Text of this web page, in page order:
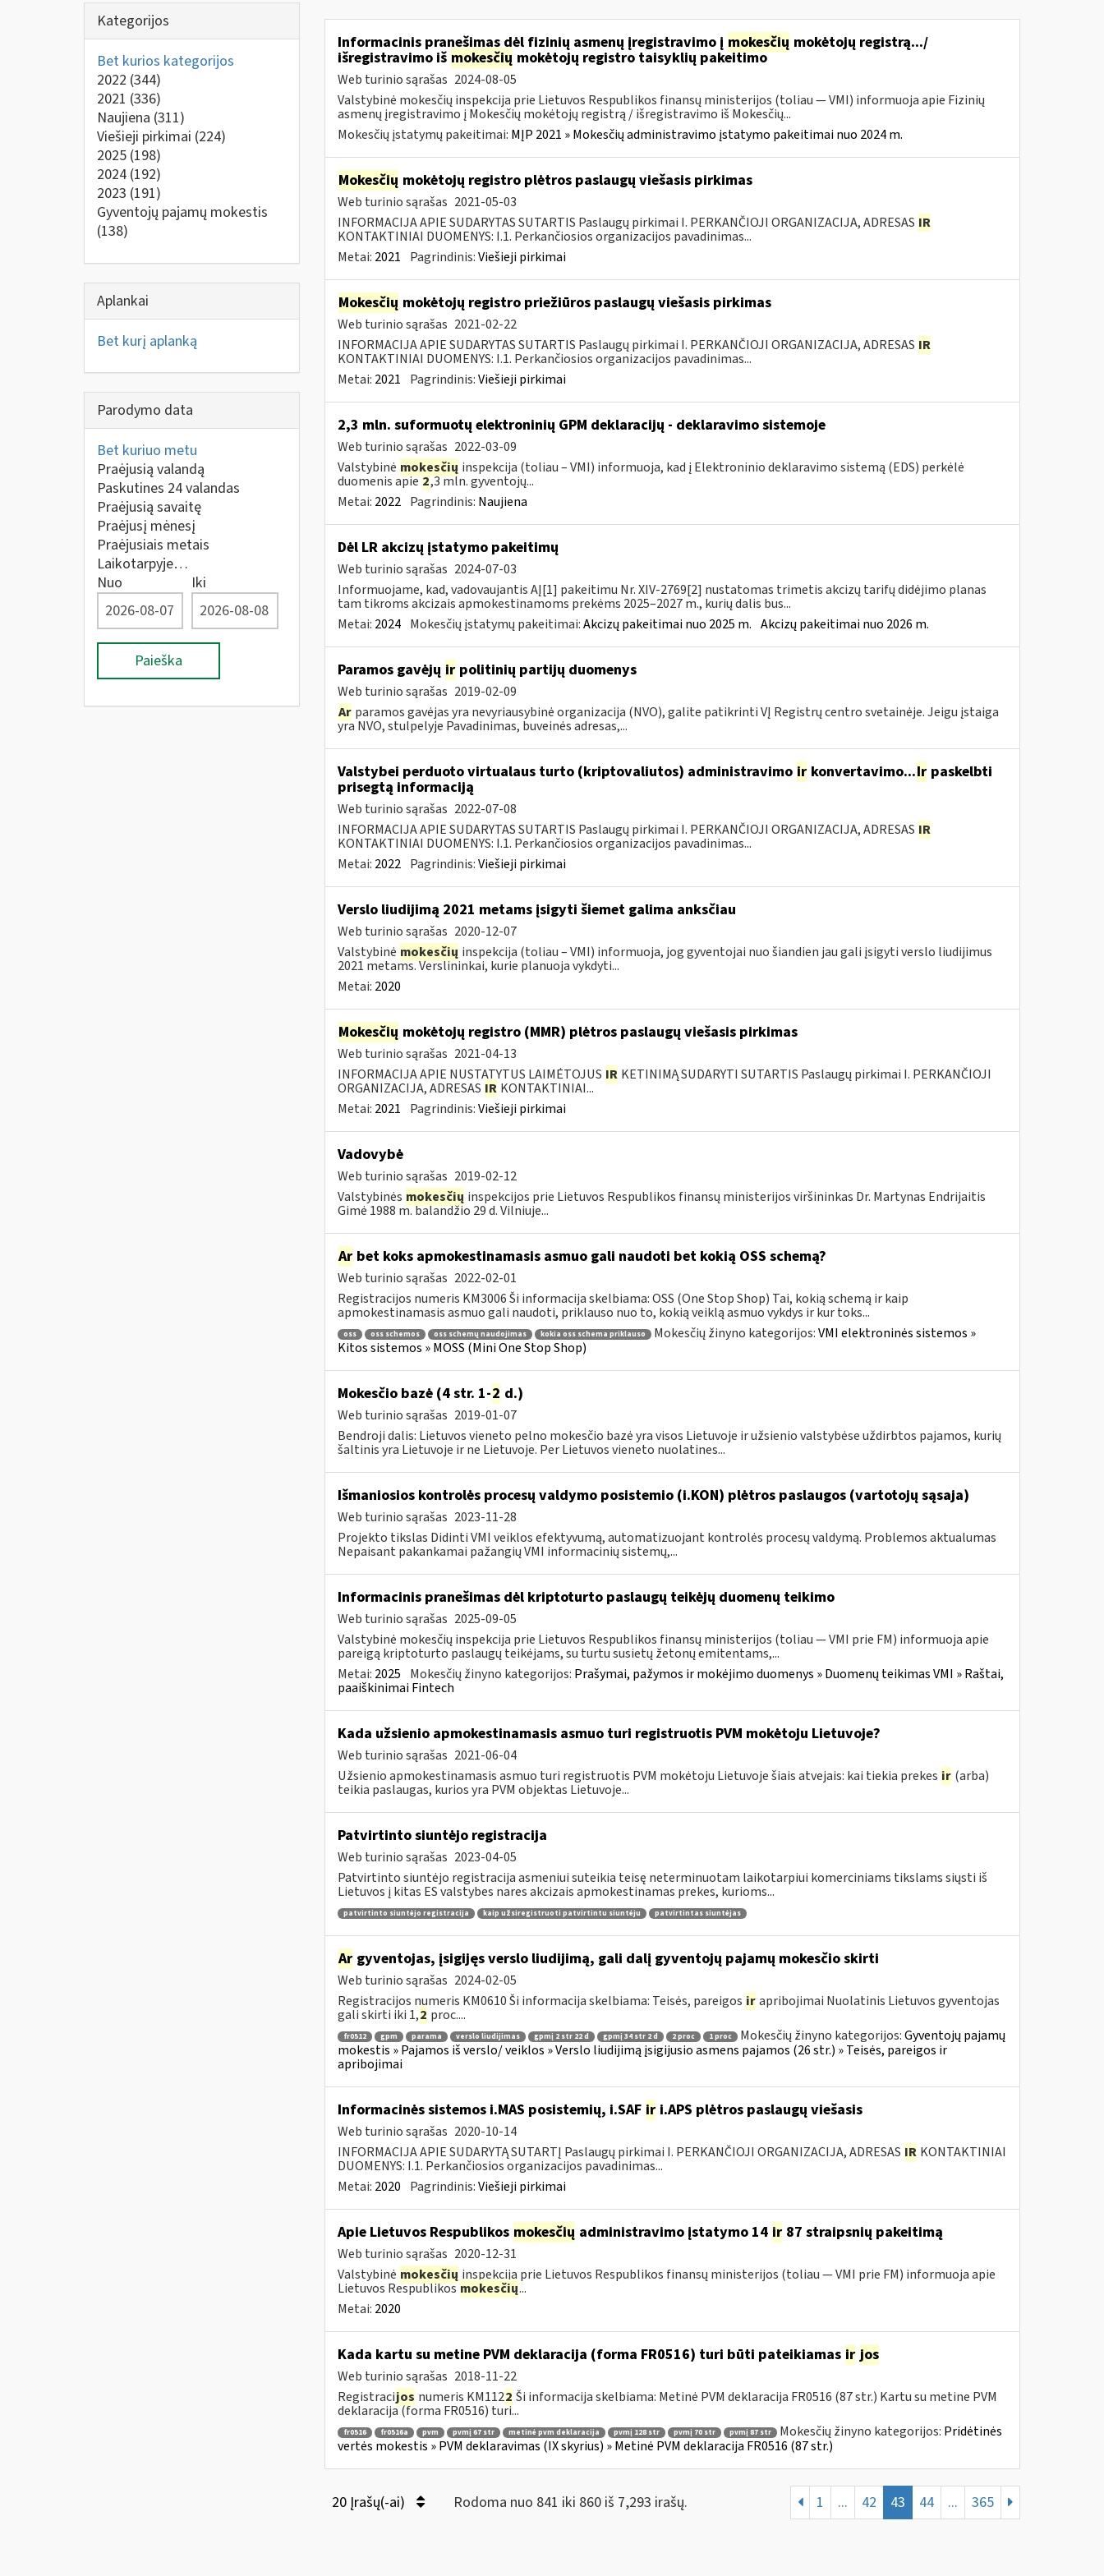
Kategorijos
Bet kurios kategorijos
2022 (344)
2021 (336)
Naujiena (311)
Viešieji pirkimai (224)
2025 (198)
2024 (192)
2023 (191)
Gyventojų pajamų mokestis
(138)
Aplankai
Bet kurį aplanką
Parodymo data
Bet kuriuo metu
Praėjusią valandą
Paskutines 24 valandas
Praėjusią savaitę
Praėjusį mėnesį
Praėjusiais metais
Laikotarpyje…
Nuo
Iki
Paieška
Informacinis pranešimas dėl fizinių asmenų įregistravimo į mokesčių mokėtojų registrą.../
išregistravimo iš mokesčių mokėtojų registro taisyklių pakeitimo
Web turinio sąrašas 2024-08-05
Valstybinė mokesčių inspekcija prie Lietuvos Respublikos finansų ministerijos (toliau — VMI) informuoja apie Fizinių
asmenų įregistravimo į Mokesčių mokėtojų registrą / išregistravimo iš Mokesčių...
Mokesčių įstatymų pakeitimai: MĮP 2021 » Mokesčių administravimo įstatymo pakeitimai nuo 2024 m.
Mokesčių mokėtojų registro plėtros paslaugų viešasis pirkimas
Web turinio sąrašas 2021-05-03
INFORMACIJA APIE SUDARYTAS SUTARTIS Paslaugų pirkimai I. PERKANČIOJI ORGANIZACIJA, ADRESAS IR
KONTAKTINIAI DUOMENYS: I.1. Perkančiosios organizacijos pavadinimas...
Metai: 2021 Pagrindinis:Viešieji pirkimai
Mokesčių mokėtojų registro priežiūros paslaugų viešasis pirkimas
Web turinio sąrašas 2021-02-22
INFORMACIJA APIE SUDARYTAS SUTARTIS Paslaugų pirkimai I. PERKANČIOJI ORGANIZACIJA, ADRESAS IR
KONTAKTINIAI DUOMENYS: I.1. Perkančiosios organizacijos pavadinimas...
Metai: 2021 Pagrindinis:Viešieji pirkimai
2,3 mln. suformuotų elektroninių GPM deklaracijų - deklaravimo sistemoje
Web turinio sąrašas 2022-03-09
Valstybinė mokesčių inspekcija (toliau – VMI) informuoja, kad į Elektroninio deklaravimo sistemą (EDS) perkėlė
duomenis apie2,3 mln. gyventojų...
Metai: 2022 Pagrindinis: Naujiena
Dėl LR akcizų įstatymo pakeitimų
Web turinio sąrašas 2024-07-03
Informuojame, kad, vadovaujantis AĮ[1] pakeitimu Nr. XIV-2769[2] nustatomas trimetis akcizų tarifų didėjimo planas
tam tikroms akcizais apmokestinamoms prekėms 2025–2027 m., kurių dalis bus...
Metai: 2024 Mokesčių įstatymų pakeitimai:Akcizų pakeitimai nuo 2025 m. Akcizų pakeitimai nuo 2026 m.
Paramos gavėjų irpolitinių partijų duomenys
Web turinio sąrašas 2019-02-09
Ar paramos gavėjas yra nevyriausybinė organizacija (NVO), galite patikrinti VĮ Registrų centro svetainėje. Jeigu įstaiga
yra NVO, stulpelyje Pavadinimas, buveinės adresas,...
Valstybei perduoto virtualaus turto (kriptovaliutos) administravimo irkonvertavimo...Irpaskelbti
prisegtą informaciją
Web turinio sąrašas 2022-07-08
INFORMACIJA APIE SUDARYTAS SUTARTIS Paslaugų pirkimai I. PERKANČIOJI ORGANIZACIJA, ADRESAS IR
KONTAKTINIAI DUOMENYS: I.1. Perkančiosios organizacijos pavadinimas...
Metai: 2022 Pagrindinis:Viešieji pirkimai
Verslo liudijimą 2021 metams įsigyti šiemet galima anksčiau
Web turinio sąrašas 2020-12-07
Valstybinė mokesčių inspekcija (toliau – VMI) informuoja, jog gyventojai nuo šiandien jau gali įsigyti verslo liudijimus
2021 metams. Verslininkai, kurie planuoja vykdyti...
Metai: 2020
Mokesčių mokėtojų registro (MMR) plėtros paslaugų viešasis pirkimas
Web turinio sąrašas 2021-04-13
INFORMACIJA APIE NUSTATYTUS LAIMĖTOJUS IR KETINIMĄ SUDARYTI SUTARTIS Paslaugų pirkimai I. PERKANČIOJI
ORGANIZACIJA, ADRESAS IR KONTAKTINIAI...
Metai: 2021 Pagrindinis:Viešieji pirkimai
Vadovybė
Web turinio sąrašas 2019-02-12
Valstybinės mokesčių inspekcijos prie Lietuvos Respublikos finansų ministerijos viršininkas Dr. Martynas Endrijaitis
Gimė 1988 m. balandžio 29 d. Vilniuje...
Arbet koks apmokestinamasis asmuo gali naudoti bet kokią OSS schemą?
Web turinio sąrašas 2022-02-01
Registracijos numeris KM3006 Ši informacija skelbiama: OSS (One Stop Shop) Tai, kokią schemą ir kaip
apmokestinamasis asmuo gali naudoti, priklauso nuo to, kokią veiklą asmuo vykdys ir kur toks...
oss oss schemos oss schemų naudojimas kokia oss schema priklauso Mokesčių žinyno kategorijos:VMI elektroninės sistemos »
Kitos sistemos » MOSS (Mini One Stop Shop)
Mokesčio bazė (4 str. 1-2 d.)
Web turinio sąrašas 2019-01-07
Bendroji dalis: Lietuvos vieneto pelno mokesčio bazė yra visos Lietuvoje ir užsienio valstybėse uždirbtos pajamos, kurių
šaltinis yra Lietuvoje ir ne Lietuvoje. Per Lietuvos vieneto nuolatines...
Išmaniosios kontrolės procesų valdymo posistemio (i.KON) plėtros paslaugos (vartotojų sąsaja)
Web turinio sąrašas 2023-11-28
Projekto tikslas Didinti VMI veiklos efektyvumą, automatizuojant kontrolės procesų valdymą. Problemos aktualumas
Nepaisant pakankamai pažangių VMI informacinių sistemų,...
Informacinis pranešimas dėl kriptoturto paslaugų teikėjų duomenų teikimo
Web turinio sąrašas 2025-09-05
Valstybinė mokesčių inspekcija prie Lietuvos Respublikos finansų ministerijos (toliau — VMI prie FM) informuoja apie
pareigą kriptoturto paslaugų teikėjams, su turtu susietų žetonų emitentams,...
Metai: 2025 Mokesčių žinyno kategorijos: Prašymai, pažymos ir mokėjimo duomenys » Duomenų teikimas VMI » Raštai,
paaiškinimai Fintech
Kada užsienio apmokestinamasis asmuo turi registruotis PVM mokėtoju Lietuvoje?
Web turinio sąrašas 2021-06-04
Užsienio apmokestinamasis asmuo turi registruotis PVM mokėtoju Lietuvoje šiais atvejais: kai tiekia prekes ir (arba)
teikia paslaugas, kurios yra PVM objektas Lietuvoje...
Patvirtinto siuntėjo registracija
Web turinio sąrašas 2023-04-05
Patvirtinto siuntėjo registracija asmeniui suteikia teisę neterminuotam laikotarpiui komerciniams tikslams siųsti iš
Lietuvos į kitas ES valstybes nares akcizais apmokestinamas prekes, kurioms...
patvirtinto siuntėjo registracija kaip užsiregistruoti patvirtintu siuntėju patvirtintas siuntėjas
Argyventojas, įsigijęs verslo liudijimą, gali dalį gyventojų pajamų mokesčio skirti
Web turinio sąrašas 2024-02-05
Registracijos numeris KM0610 Ši informacija skelbiama: Teisės, pareigos ir apribojimai Nuolatinis Lietuvos gyventojas
gali skirti iki 1,2 proc....
fr0512 gpm parama verslo liudijimas gpmį 2 str 22 d gpmį 34 str 2 d 2 proc 1 proc Mokesčių žinyno kategorijos:Gyventojų pajamų
mokestis » Pajamos iš verslo/ veiklos » Verslo liudijimą įsigijusio asmens pajamos (26 str.) » Teisės, pareigos ir
apribojimai
Informacinės sistemos i.MAS posistemių, i.SAF iri.APS plėtros paslaugų viešasis
Web turinio sąrašas 2020-10-14
INFORMACIJA APIE SUDARYTĄ SUTARTĮ Paslaugų pirkimai I. PERKANČIOJI ORGANIZACIJA, ADRESAS IR KONTAKTINIAI
DUOMENYS: I.1. Perkančiosios organizacijos pavadinimas...
Metai: 2020 Pagrindinis:Viešieji pirkimai
Apie Lietuvos Respublikos mokesčių administravimo įstatymo 14 ir87 straipsnių pakeitimą
Web turinio sąrašas 2020-12-31
Valstybinė mokesčių inspekcija prie Lietuvos Respublikos finansų ministerijos (toliau — VMI prie FM) informuoja apie
Lietuvos Respublikosmokesčių...
Metai: 2020
Kada kartu su metine PVM deklaracija (forma FR0516) turi būti pateikiamas ir jos
Web turinio sąrašas 2018-11-22
Registracijos numeris KM1122 Ši informacija skelbiama: Metinė PVM deklaracija FR0516 (87 str.) Kartu su metine PVM
deklaracija (forma FR0516) turi...
fr0516 fr0516a pvm pvmį 67 str metinė pvm deklaracija pvmį 128 str pvmį 70 str pvmį 87 str Mokesčių žinyno kategorijos: Pridėtinės
vertės mokestis » PVM deklaravimas (IX skyrius) » Metinė PVM deklaracija FR0516 (87 str.)
20 Įrašų(-ai) Rodoma nuo 841 iki 860 iš 7,293 irašų. 1 ... 42 43 44 ... 365